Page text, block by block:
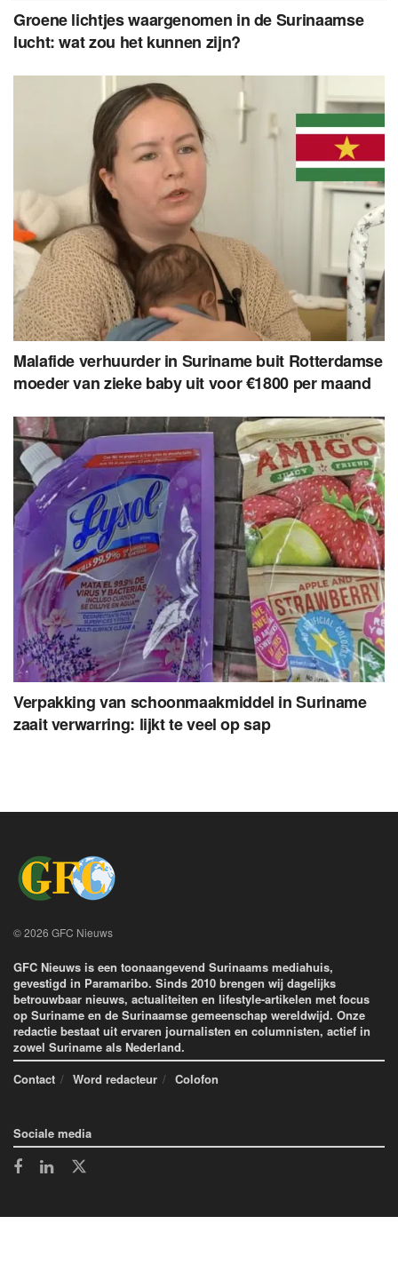
Groene lichtjes waargenomen in de Surinaamse
lucht: wat zou het kunnen zijn?
Malafide verhuurder in Suriname buit Rotterdamse
moeder van zieke baby uit voor €1800 per maand
Verpakking van schoonmaakmiddel in Suriname
zaait verwarring: lijkt te veel op sap
© 2026 GFC Nieuws
GFC Nieuws is een toonaangevend Surinaams mediahuis,
gevestigd in Paramaribo. Sinds 2010 brengen wij dagelijks
betrouwbaar nieuws, actualiteiten en lifestyle-artikelen met focus
op Suriname en de Surinaamse gemeenschap wereldwijd. Onze
redactie bestaat uit ervaren journalisten en columnisten, actief in
zowel Suriname als Nederland.
Contact
Word redacteur Colofon
Sociale media